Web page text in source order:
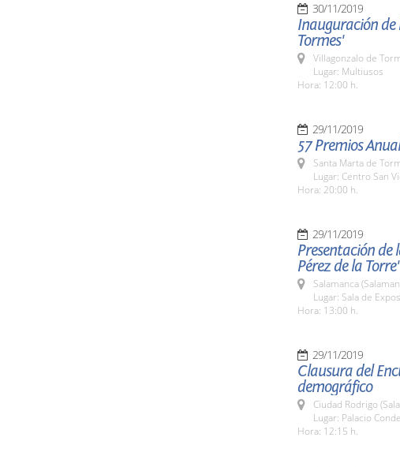
30/11/2019
Inauguración de
Tormes'
Villagonzalo de
Lugar: Multiusos
Hora: 12:00 h.
29/11/2019
57 Premios
Santa Marta de
Lugar: Centro San
Hora: 20:00 h.
29/11/2019
Presentación de
Pérez de la Torre'
Salamanca
Lugar: Sala de
Hora: 13:00 h.
29/11/2019
Clausura del
demográfico
Ciudad Rodrigo
Lugar: Palacio
Hora: 12:15 h.